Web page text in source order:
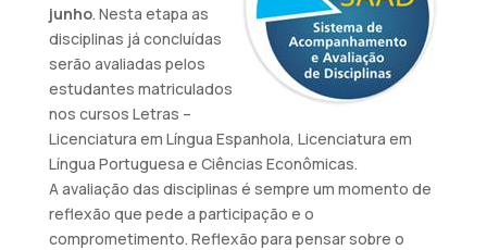
junho. Nesta etapa as
disciplinas já concluídas
serão avaliadas pelos
estudantes matriculados
nos cursos Letras –
Licenciatura em Língua Espanhola, Licenciatura em
Língua Portuguesa e Ciências Econômicas.
A avaliação das disciplinas é sempre um momento de
reflexão que pede a participação e o
comprometimento. Reflexão para pensar sobre o